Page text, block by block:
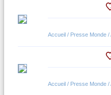
Accueil / Presse Monde
Accueil / Presse Monde